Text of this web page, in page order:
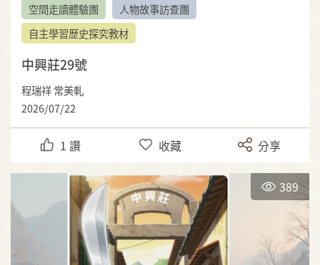
空間走讀體驗團
人物故事訪查團
自主學習歷史探究教材
中興莊29號
程瑞祥 常美軋
2026/07/22
1 讚 收藏 分享
389